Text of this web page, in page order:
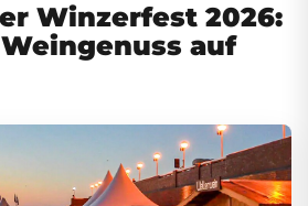
Winzerfest 2026:
auf